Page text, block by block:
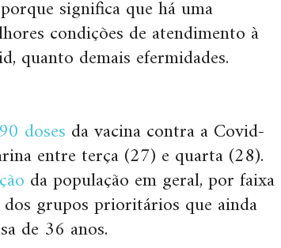
significa que há uma
condições de atendimento à
quanto demais efermidades.
doses da vacina contra a Covid-
entre terça (27) e quarta (28).
da população em geral, por faixa
dos grupos prioritários que ainda
de 36 anos.